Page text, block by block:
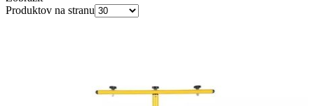
Produktov na stranu